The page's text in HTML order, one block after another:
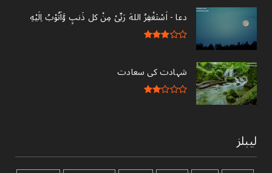
دعا - ‎اَسْتَغْفِرُ اللهَ رَبِّىْ مِنْ کل ذَنبٍ وَّاَتُوْبُ اِلَيْهِ
شہادت کی سعادت
لیبلز